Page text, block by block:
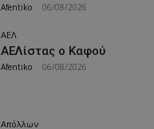
Afentiko 06/08/2026
ΑΕΛ
ΑΕΛίστας ο Καφού
Afentiko 06/08/2026
Απόλλων